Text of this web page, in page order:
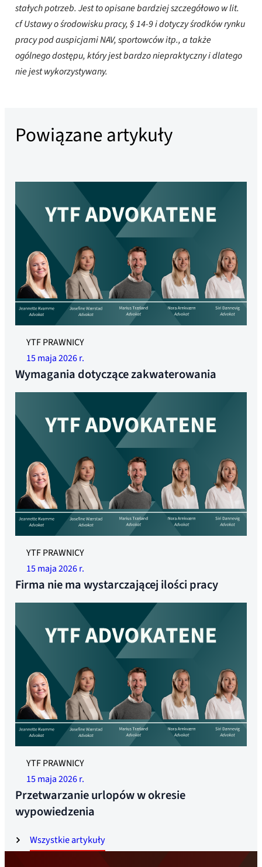
stałych potrzeb. Jest to opisane bardziej szczegółowo w lit.
cf Ustawy o środowisku pracy, § 14-9 i dotyczy środków rynku
pracy pod auspicjami NAV, sportowców itp., a także
ogólnego dostępu, który jest bardzo niepraktyczny i dlatego
nie jest wykorzystywany.
Powiązane artykuły
Wszystkie artykuły
YTF PRAWNICY
15 maja 2026 r.
Wymagania dotyczące zakwaterowania
YTF PRAWNICY
15 maja 2026 r.
Firma nie ma wystarczającej ilości pracy
YTF PRAWNICY
15 maja 2026 r.
Przetwarzanie urlopów w okresie
wypowiedzenia